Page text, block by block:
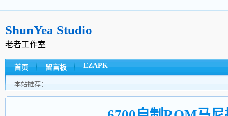
ShunYea Studio
老者工作室
首页 留言板 EZAPK
本站推荐：